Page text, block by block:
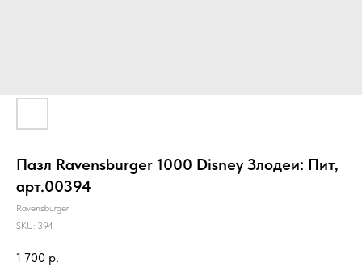
Пазл Ravensburger 1000 Disney Злодеи: Пит,
арт.00394
Ravensburger
SKU: 394
1 700 р.